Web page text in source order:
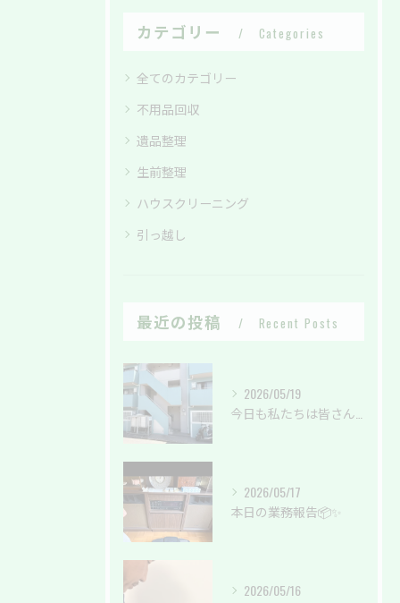
カテゴリー Categories
全てのカテゴリー
不用品回収
遺品整理
生前整理
ハウスクリーニング
引っ越し
最近の投稿 Recent Posts
2026/05/19
2026/05/17
本日の業務報告📦✨
2026/05/16